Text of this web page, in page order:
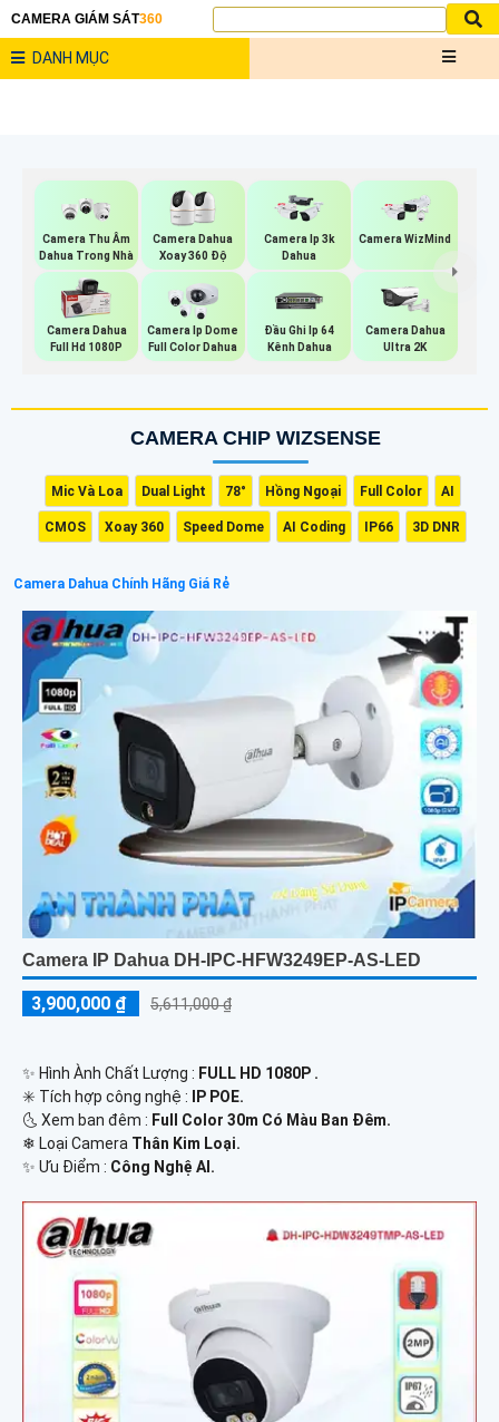
CAMERA GIÁM SÁT360
DANH MỤC
Camera Thu Âm
Dahua Trong Nhà
Camera Dahua
Xoay 360 Độ
Camera Ip 3k
Dahua
Camera WizMind
Camera Dahua
Full Hd 1080P
Camera Ip Dome
Full Color Dahua
Đầu Ghi Ip 64
Kênh Dahua
Camera Dahua
Ultra 2K
CAMERA CHIP WIZSENSE
Mic Và Loa Dual Light 78° Hồng Ngoại Full Color AI
CMOS Xoay 360 Speed Dome AI Coding IP66 3D DNR
Camera Dahua Chính Hãng Giá Rẻ
Camera IP Dahua DH-IPC-HFW3249EP-AS-LED
3,900,000 ₫ 5,611,000 ₫
✨ Hình Ành Chất Lượng : FULL HD 1080P .
✳️ Tích hợp công nghệ :
IP POE.
🌜 Xem ban đêm : Full Color 30m Có Màu Ban Đêm.
❄ Loại Camera Thân Kim Loại.
️✨ Ưu Điểm : Công Nghệ AI.